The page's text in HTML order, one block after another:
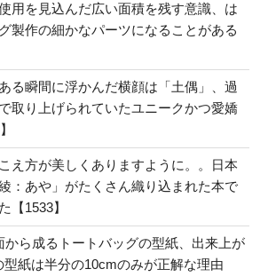
用を見込んだ広い面積を残す意識、は
製作の細かなパーツになることがある
る瞬間に浮かんだ横顔は「土偶」、過
取り上げられていたユニークかつ愛嬌
え方が美しくありますように。。日本
：あや」がたくさん織り込まれた本で
【1533】
から成るトートバッグの型紙、出来上が
型紙は半分の10cmのみが正解な理由